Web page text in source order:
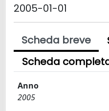
2005-01-01
Scheda breve
Scheda
Anno
2005